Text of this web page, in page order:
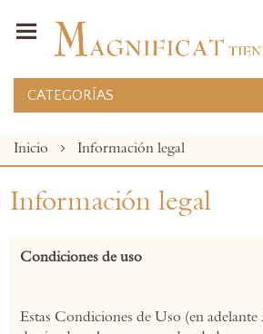
CATEGORÍAS
Inicio Información legal
Información legal
Condiciones de uso
Estas Condiciones de Uso (en adelante